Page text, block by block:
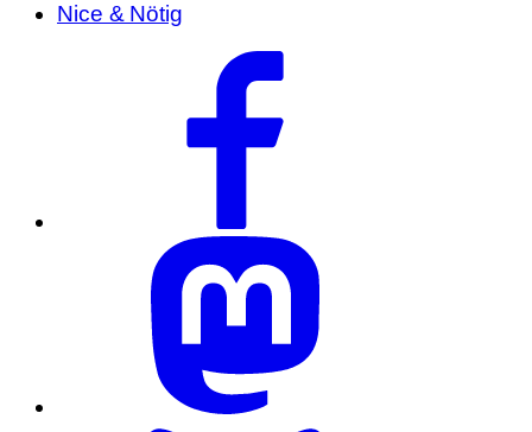
Nice & Nötig